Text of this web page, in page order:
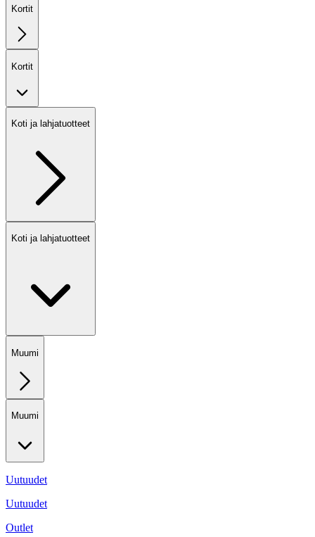
Kortit
Kortit
Koti ja lahjatuotteet
Koti ja lahjatuotteet
Muumi
Muumi
Uutuudet
Uutuudet
Outlet